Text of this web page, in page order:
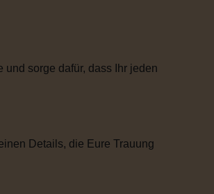
sorge dafür, dass Ihr jeden
Details, die Eure Trauung